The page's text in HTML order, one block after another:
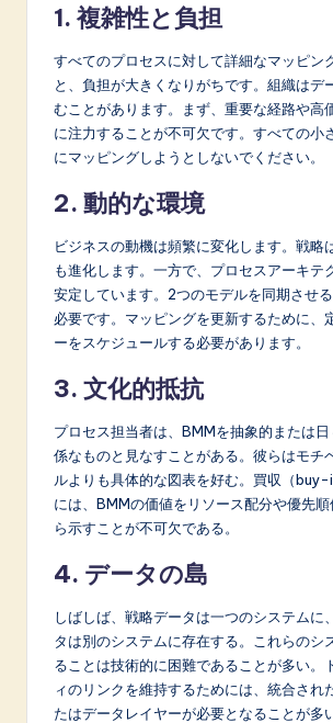
1. 複雑性と負担
すべてのプロセスに対して詳細なマッピン
と、負担が大きくなりがちです。組織はデ
むことがあります。まず、重要な経路や高
に注力することが不可欠です。すべての小
にマッピングしようとしないでください。
2. 動的な環境
ビジネスの動機は頻繁に変化します。戦略
も進化します。一方で、プロセスアーキテ
安定しています。2つのモデルを同期させ
必要です。マッピングを更新するために、
ーをスケジュールする必要があります。
3. 文化的抵抗
プロセス担当者は、BMMを抽象的または
係なものと見なすことがある。彼らはモチ
ルよりも具体的な図表を好む。買収（buy-
には、BMMの価値をリソース配分や優先
ら示すことが不可欠である。
4. データの島
しばしば、戦略データは一つのシステムに
タは別のシステムに存在する。これらのシ
ることは技術的に困難であることが多い。
ィのリンクを維持するためには、統合され
たはデータレイヤーが必要となることが多い